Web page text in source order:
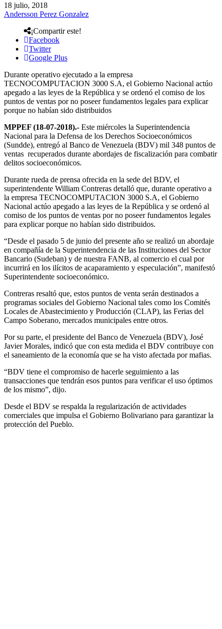
18 julio, 2018
Andersson Perez Gonzalez
¡Compartir este!
Facebook
Twitter
Google Plus
Durante operativo ejecutado a la empresa
TECNOCOMPUTACION 3000 S.A, el Gobierno Nacional actúo
apegado a las leyes de la República y se ordenó el comiso de los
puntos de ventas por no poseer fundamentos legales para explicar
porque no habían sido distribuidos
MPPEF (18-07-2018).- Este miércoles la Superintendencia
Nacional para la Defensa de los Derechos Socioeconómicos
(Sundde), entregó al Banco de Venezuela (BDV) mil 348 puntos de
ventas recuperados durante abordajes de fiscalización para combatir
delitos socioeconómicos.
Durante rueda de prensa ofrecida en la sede del BDV, el
superintendente William Contreras detalló que, durante operativo a
la empresa TECNOCOMPUTACION 3000 S.A, el Gobierno
Nacional actúo apegado a las leyes de la República y se ordenó al
comiso de los puntos de ventas por no poseer fundamentos legales
para explicar porque no habían sido distribuidos.
“Desde el pasado 5 de junio del presente año se realizó un abordaje
en compañía de la Superintendencia de las Instituciones del Sector
Bancario (Sudeban) y de nuestra FANB, al comercio el cual por
incurrirá en los ilícitos de acaparamiento y especulación”, manifestó
Superintendente socioeconómico.
Contreras resaltó que, estos puntos de venta serán destinados a
programas sociales del Gobierno Nacional tales como los Comités
Locales de Abastecimiento y Producción (CLAP), las Ferias del
Campo Soberano, mercados municipales entre otros.
Por su parte, el presidente del Banco de Venezuela (BDV), José
Javier Morales, indicó que con esta medida el BDV contribuye con
el saneamiento de la economía que se ha visto afectada por mafias.
“BDV tiene el compromiso de hacerle seguimiento a las
transacciones que tendrán esos puntos para verificar el uso óptimos
de los mismo”, dijo.
Desde el BDV se respalda la regularización de actividades
comerciales que impulsa el Gobierno Bolivariano para garantizar la
protección del Pueblo.